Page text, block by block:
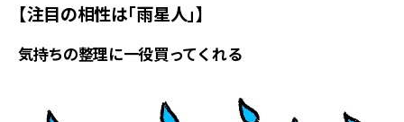
【注目の相性は「雨星人」】
気持ちの整理に一役買ってくれる